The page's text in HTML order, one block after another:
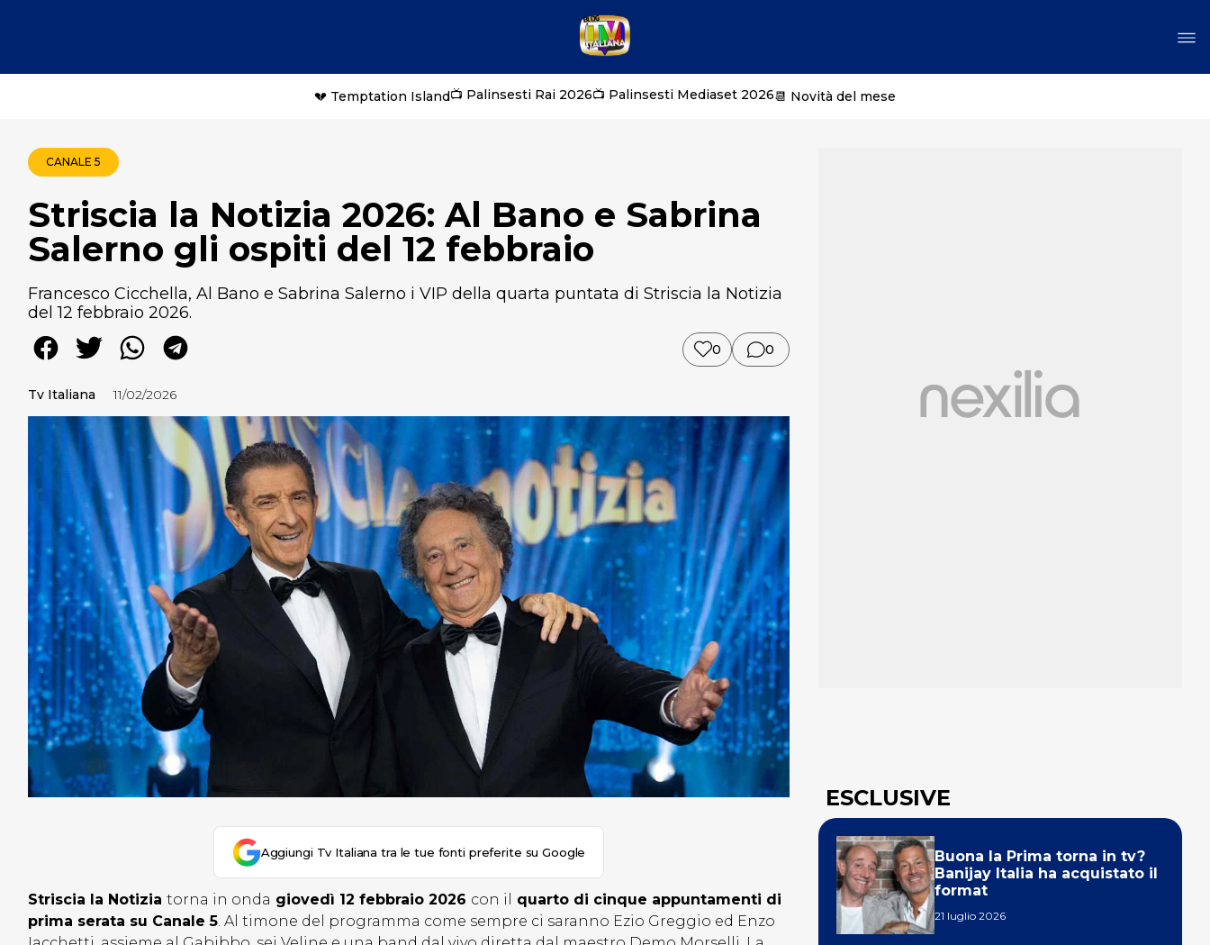
💔 Temptation Island📺 Palinsesti Rai 2026📺 Palinsesti Mediaset 2026📆 Novità del mese
CANALE 5
Striscia la Notizia 2026: Al Bano e Sabrina
Salerno gli ospiti del 12 febbraio
Francesco Cicchella, Al Bano e Sabrina Salerno i VIP della quarta puntata di Striscia la Notizia
del 12 febbraio 2026.
0 0
Tv Italiana 11/02/2026
Aggiungi Tv Italiana tra le tue fonti preferite su Google
Striscia la Notizia torna in onda giovedì 12 febbraio 2026 con il
quarto di cinque appuntamenti di
prima serata su Canale 5. Al timone del programma come sempre ci saranno Ezio Greggio ed Enzo
ESCLUSIVE
Buona la Prima torna in tv?
Banijay Italia ha acquistato il
format
21 luglio 2026